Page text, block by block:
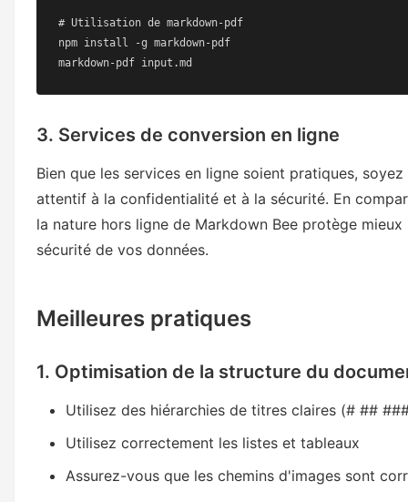
# Utilisation de markdown-pdf
npm install -g markdown-pdf
markdown-pdf input.md
3. Services de conversion en ligne
Bien que les services en ligne soient pratiques, soyez
attentif à la confidentialité et à la sécurité. En
la nature hors ligne de Markdown Bee protège mieux
sécurité de vos données.
Meilleures pratiques
1. Optimisation de la structure du
Utilisez des hiérarchies de titres claires (# ##
Utilisez correctement les listes et tableaux
Assurez-vous que les chemins d'images sont